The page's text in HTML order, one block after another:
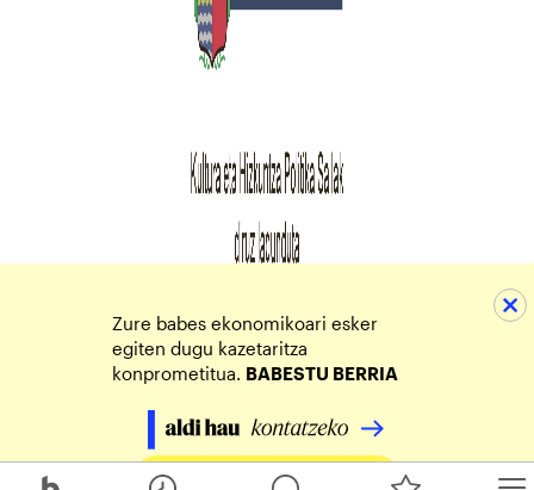
Zure babes ekonomikoari esker
egiten dugu kazetaritza
konprometitua. BABESTU BERRIA
Egin zure ekarpena